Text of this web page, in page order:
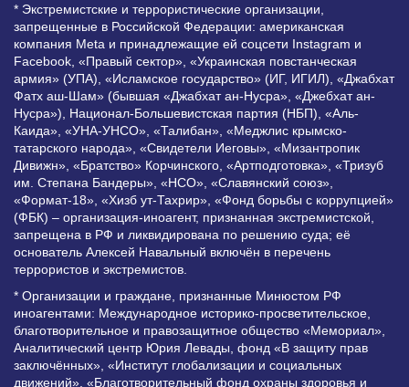
* Экстремистские и террористические организации,
запрещенные в Российской Федерации: американская
компания Meta и принадлежащие ей соцсети Instagram и
Facebook, «Правый сектор», «Украинская повстанческая
армия» (УПА), «Исламское государство» (ИГ, ИГИЛ), «Джабхат
Фатх аш-Шам» (бывшая «Джабхат ан-Нусра», «Джебхат ан-
Нусра»), Национал-Большевистская партия (НБП), «Аль-
Каида», «УНА-УНСО», «Талибан», «Меджлис крымско-
татарского народа», «Свидетели Иеговы», «Мизантропик
Дивижн», «Братство» Корчинского, «Артподготовка», «Тризуб
им. Степана Бандеры», «НСО», «Славянский союз»,
«Формат-18», «Хизб ут-Тахрир», «Фонд борьбы с коррупцией»
(ФБК) – организация-иноагент, признанная экстремистской,
запрещена в РФ и ликвидирована по решению суда; её
основатель Алексей Навальный включён в перечень
террористов и экстремистов.
* Организации и граждане, признанные Минюстом РФ
иноагентами: Международное историко-просветительское,
благотворительное и правозащитное общество «Мемориал»,
Аналитический центр Юрия Левады, фонд «В защиту прав
заключённых», «Институт глобализации и социальных
движений», «Благотворительный фонд охраны здоровья и